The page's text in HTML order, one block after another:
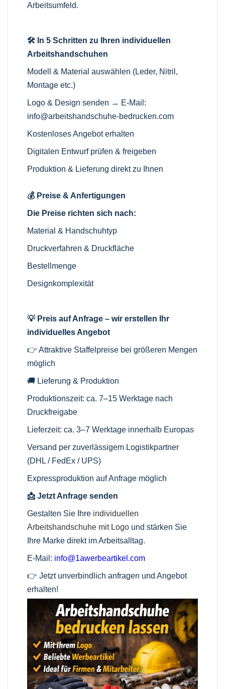
Arbeitsumfeld.
🛠️ In 5 Schritten zu Ihren individuellen
Arbeitshandschuhen
Modell & Material auswählen (Leder, Nitril,
Montage etc.)
Logo & Design senden → E-Mail:
info@arbeitshandschuhe-bedrucken.com
Kostenloses Angebot erhalten
Digitalen Entwurf prüfen & freigeben
Produktion & Lieferung direkt zu Ihnen
💰 Preise & Anfertigungen
Die Preise richten sich nach:
Material & Handschuhtyp
Druckverfahren & Druckfläche
Bestellmenge
Designkomplexität
💡 Preis auf Anfrage – wir erstellen Ihr
individuelles Angebot
👉 Attraktive Staffelpreise bei größeren Mengen
möglich
🚚 Lieferung & Produktion
Produktionszeit: ca. 7–15 Werktage nach
Druckfreigabe
Lieferzeit: ca. 3–7 Werktage innerhalb Europas
Versand per zuverlässigem Logistikpartner
(DHL / FedEx / UPS)
Expressproduktion auf Anfrage möglich
📩 Jetzt Anfrage senden
Gestalten Sie Ihre individuellen
Arbeitshandschuhe mit Logo und stärken Sie
Ihre Marke direkt im Arbeitsalltag.
E-Mail: info@1awerbeartikel.com
👉 Jetzt unverbindlich anfragen und Angebot
erhalten!